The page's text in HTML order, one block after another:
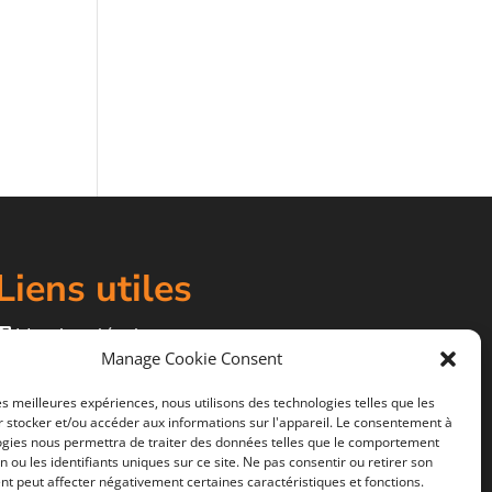
Manage Cookie Consent
meilleures expériences, nous utilisons des technologies telles que les
stocker et/ou accéder aux informations sur l'appareil. Le consentement à
nous permettra de traiter des données telles que le comportement
ou les identifiants uniques sur ce site. Ne pas consentir ou retirer son
peut affecter négativement certaines caractéristiques et fonctions.
utiles
Mentions légales
Politiques de confidentialité